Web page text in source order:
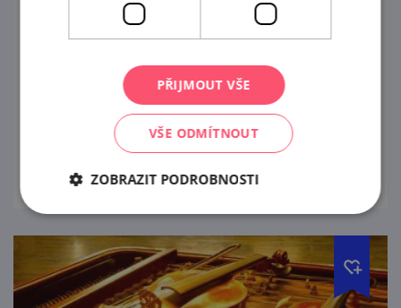
Vinařství Topolanský srdečně zve do Pavlova
na večerní posezení s degustací vín a
cimbálovou muzikou.
prohlédnout
PŘIJMOUT VŠE
VŠE ODMÍTNOUT
ZOBRAZIT PODROBNOSTI